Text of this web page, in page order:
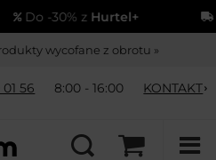
Do -30% zHurtel+
wycofane z obrotu »
56 8:00 - 16:00 KONTAKT